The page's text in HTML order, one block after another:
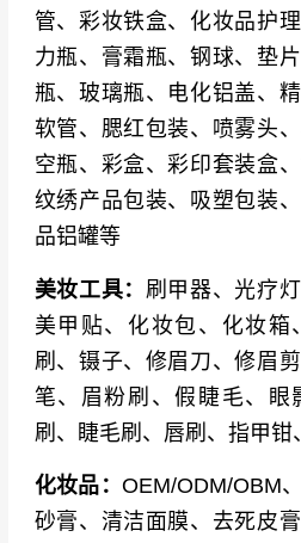
管、彩妆铁盒、化妆品护
力瓶、膏霜瓶、钢球、垫
瓶、玻璃瓶、电化铝盖、
软管、腮红包装、喷雾头
空瓶、彩盒、彩印套装盒
纹绣产品包装、吸塑包装
品铝罐等
美妆工具： 刷甲器、光疗
美甲贴、化妆包、化妆箱
刷、镊子、修眉刀、修眉
笔、眉粉刷、假睫毛、眼
刷、睫毛刷、唇刷、指甲
化妆品： OEM/ODM/OBM
砂膏、清洁面膜、去死皮